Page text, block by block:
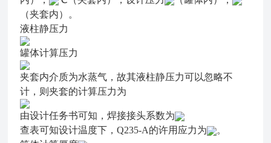
（夹套内）。
液柱静压力
罐体计算压力
夹套内介质为水蒸气，故其液柱静压力可以忽略不
计，则夹套的计算压力为
由设计任务书可知，焊接接头系数为
查表可知设计温度下，Q235-A的许用应力为
。